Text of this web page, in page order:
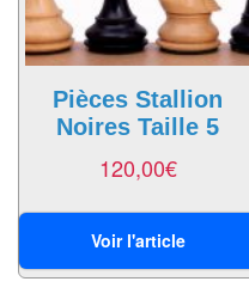
Accessoires
Jeux
Jeux
cartes
Pièces Stallion
Noires Taille 5
120,00€
Voir l'article